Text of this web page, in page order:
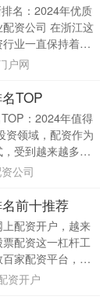
名：2024年优质
资公司 在浙江这
业一直保持着活
选择一家正
户网
TOP
：2024年值得
资领域，配资作为
受到越来越多投
场上众多的配....
公司
前十推荐
配资开户，越来
配资这一杠杆工
家配资平台，如
率合理的平台成
资开户